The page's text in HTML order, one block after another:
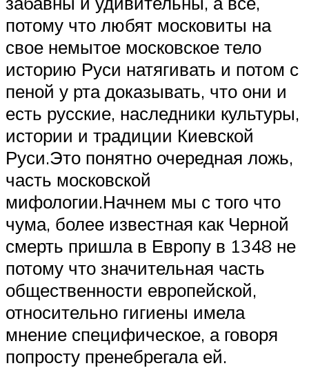
потому что любят московиты на
свое немытое московское тело
историю Руси натягивать и потом с
пеной у рта доказывать, что они и
есть русские, наследники культуры,
истории и традиции Киевской
Руси.Это понятно очередная ложь,
часть московской
мифологии.Начнем мы с того что
чума, более известная как Черной
смерть пришла в Европу в 1348 не
потому что значительная часть
общественности европейской,
относительно гигиены имела
мнение специфическое, а говоря
попросту пренебрегала ей.